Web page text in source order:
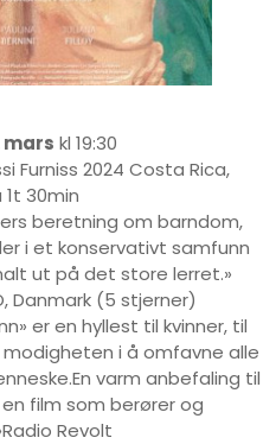
mars kl 19:30
Furniss 2024 Costa Rica,
1t 30min
beretning om barndom,
i et konservativt samfunn
ut på det store lerret.»
Danmark (5 stjerner)
er en hyllest til kvinner, til
i å omfavne alle
varm anbefaling til
film som berører og
Revolt